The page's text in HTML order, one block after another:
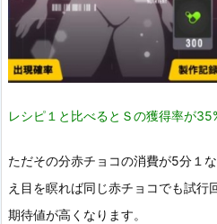
レシピ１と比べるとＳの獲得率が
ただその分赤チョコの消費が5分１
え目を瞑れば同じ赤チョコでも試行
期待値が高くなります。